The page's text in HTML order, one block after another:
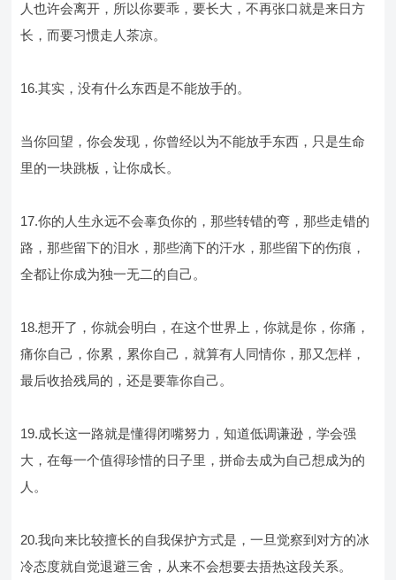
人也许会离开，所以你要乖，要长大，不再张口就是来日方
长，而要习惯走人茶凉。
16.其实，没有什么东西是不能放手的。
当你回望，你会发现，你曾经以为不能放手东西，只是生命
里的一块跳板，让你成长。
17.你的人生永远不会辜负你的，那些转错的弯，那些走错的
路，那些留下的泪水，那些滴下的汗水，那些留下的伤痕，
全都让你成为独一无二的自己。
18.想开了，你就会明白，在这个世界上，你就是你，你痛，
痛你自己，你累，累你自己，就算有人同情你，那又怎样，
最后收拾残局的，还是要靠你自己。
19.成长这一路就是懂得闭嘴努力，知道低调谦逊，学会强
大，在每一个值得珍惜的日子里，拼命去成为自己想成为的
人。
20.我向来比较擅长的自我保护方式是，一旦觉察到对方的冰
冷态度就自觉退避三舍，从来不会想要去捂热这段关系。